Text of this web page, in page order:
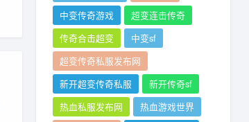
中变传奇游戏
超变连击传奇
传奇合击超变
中变sf
超变传奇私服发布网
新开超变传奇私服
新开传奇sf
热血私服发布网
热血游戏世界